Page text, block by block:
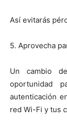
Así evitarás
5. Aprovecha
Un cambio
oportunidad
autenticación
red Wi-Fi y tus